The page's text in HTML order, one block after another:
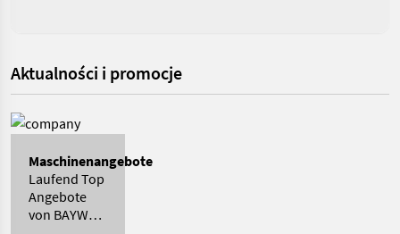
Aktualności i promocje
Maschinenangebote
Laufend Top
Angebote
von BAYWA